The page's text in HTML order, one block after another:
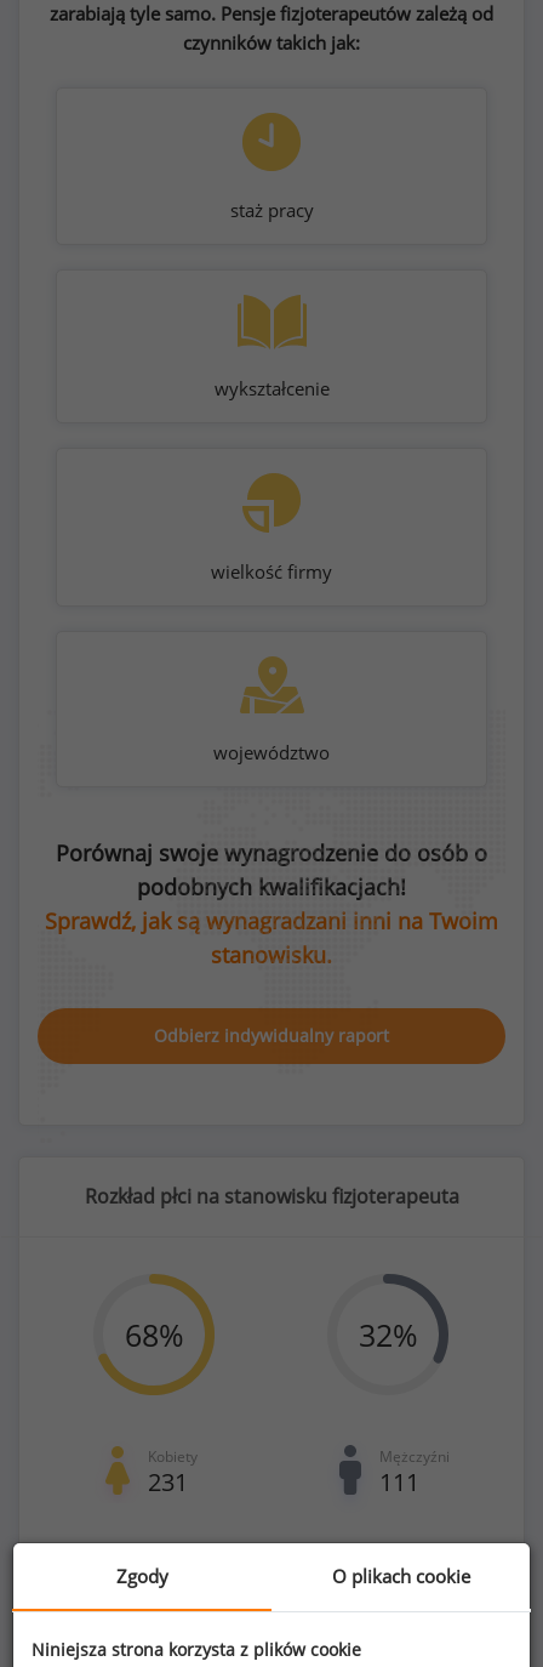
zarabiają tyle samo. Pensje fizjoterapeutów zależą od
czynników takich jak:
staż pracy
wykształcenie
wielkość firmy
województwo
Porównaj swoje wynagrodzenie do osób o
podobnych kwalifikacjach!
Sprawdź, jak są wynagradzani inni na Twoim
stanowisku.
Odbierz indywidualny raport
Rozkład płci na stanowisku fizjoterapeuta
68%
Kobiety
231
32%
Mężczyźni
111
Zgody O plikach cookie
Niniejsza strona korzysta z plików cookie